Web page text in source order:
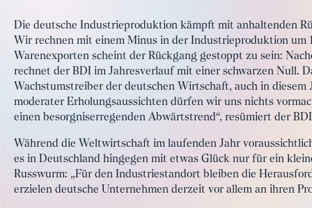
Die deutsche Industrieproduktion kämpft mit anhaltenden
Wir rechnen mit einem Minus in der Industrieproduktion um
Warenexporten scheint der Rückgang gestoppt zu sein:
rechnet der BDI im Jahresverlauf mit einer schwarzen Null.
Wachstumstreiber der deutschen Wirtschaft, auch in
moderater Erholungsaussichten dürfen wir uns nichts
einen besorgniserregenden Abwärtstrend“, resümiert der
Während die Weltwirtschaft im laufenden Jahr
es in Deutschland hingegen mit etwas Glück nur für ein
Russwurm: „Für den Industriestandort bleiben die
erzielen deutsche Unternehmen derzeit vor allem an ihren